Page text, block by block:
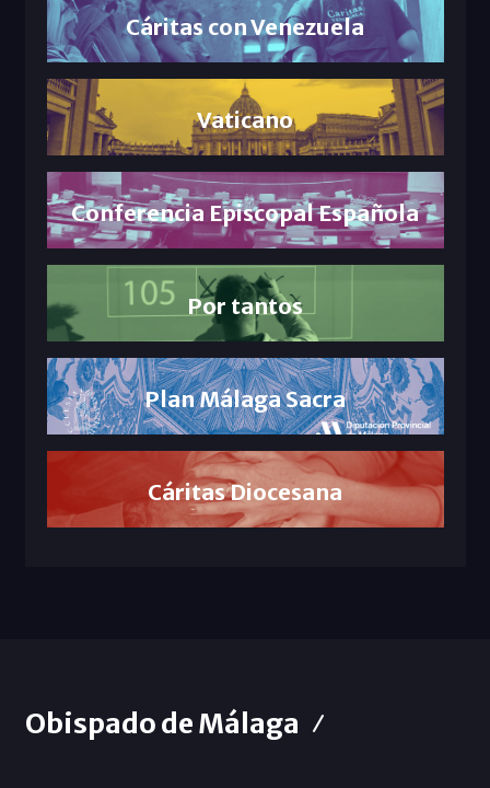
Cáritas con Venezuela
Vaticano
Conferencia Episcopal Española
Por tantos
Plan Málaga Sacra
Cáritas Diocesana
Obispado de Málaga